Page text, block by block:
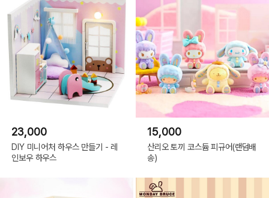
23,000
DIY 미니어처 하우스 만들기 - 레
인보우 하우스
15,000
산리오 토끼 코스듐 피규어(랜덤배
송)